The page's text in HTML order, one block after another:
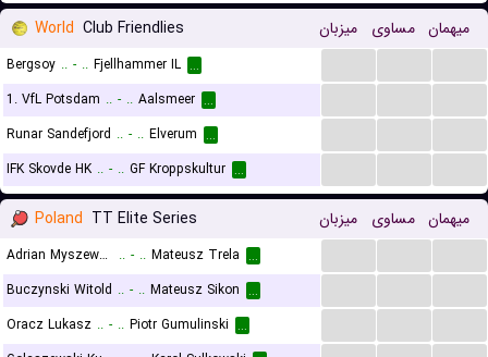
World Club Friendlies میزبان مساوی میهمان
Bergsoy .. - .. Fjellhammer IL ...
1. VfL Potsdam .. - .. Aalsmeer ...
Runar Sandefjord .. - .. Elverum ...
IFK Skovde HK .. - .. GF Kroppskultur ...
Poland TT Elite Series میزبان مساوی میهمان
Adrian Myszewski .. - .. Mateusz Trela ...
Buczynski Witold .. - .. Mateusz Sikon ...
Oracz Lukasz .. - .. Piotr Gumulinski ...